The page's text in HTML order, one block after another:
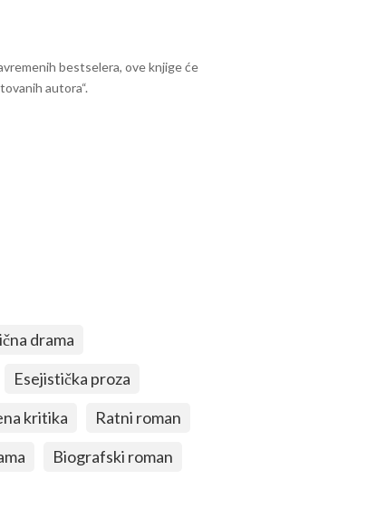
bestselera, ove knjige će
autora“.
drama
Esejistička proza
kritika
Ratni roman
Biografski roman